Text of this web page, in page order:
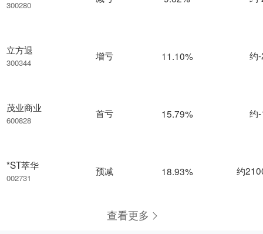
300280
立方退
300344
茂业商业
600828
*ST萃华
002731
增亏 11.10% 约
首亏 15.79% 约
预减 18.93% 约
查看更多